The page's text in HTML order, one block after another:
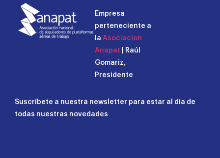
Empresa
perteneciente a
la Asociacion
Anapat | Raúl
Gomariz,
Presidente
Suscríbete a nuestra newsletter para estar al día de
todas nuestras novedades